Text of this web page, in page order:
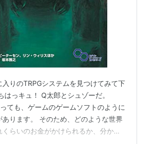
入りのTRPGシステムを見つけてみて下
はっキュ！ Q太郎とシュゾーだ。
ても、ゲームのゲームソフトのように
ります。 そのため、どのような世界
らいのお金がかけられるか、分かり